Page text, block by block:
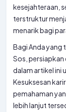
kesejahteraan,
terstruktur
menarik bagi
Bagi Anda yang
Sos,
dalam artikel ini
Kesuksesan
pemahaman
lebih lanjut